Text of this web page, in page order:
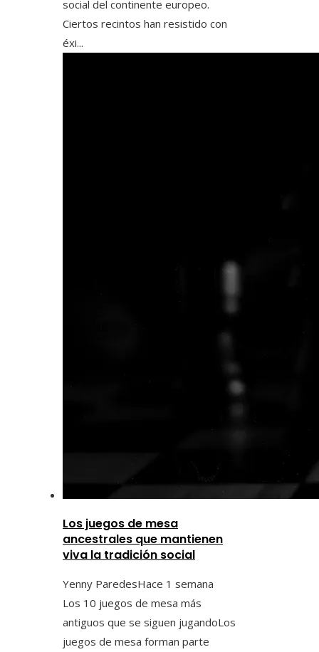
social del continente europeo.
Ciertos recintos han resistido con
éxi...
Los juegos de mesa
ancestrales que mantienen
viva la tradición social
Yenny ParedesHace 1 semana
Los 10 juegos de mesa más
antiguos que se siguen jugandoLos
juegos de mesa forman parte